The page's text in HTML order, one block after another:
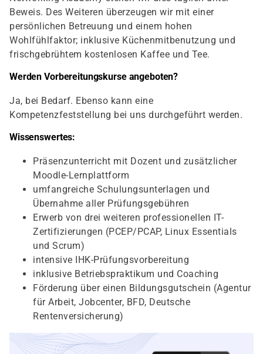
Beweis. Des Weiteren überzeugen wir mit einer
persönlichen Betreuung und einem hohen
Wohlfühlfaktor; inklusive Küchenmitbenutzung und
frischgebrühtem kostenlosen Kaffee und Tee.
Werden Vorbereitungskurse angeboten?
Ja, bei Bedarf. Ebenso kann eine
Kompetenzfeststellung bei uns durchgeführt werden.
Wissenswertes:
Präsenzunterricht mit Dozent und zusätzlicher
Moodle-Lernplattform
umfangreiche Schulungsunterlagen und
Übernahme aller Prüfungsgebühren
Erwerb von drei weiteren professionellen IT-
Zertifizierungen (PCEP/PCAP, Linux Essentials
und Scrum)
intensive IHK-Prüfungsvorbereitung
inklusive Betriebspraktikum und Coaching
Förderung über einen Bildungsgutschein (Agentur
für Arbeit, Jobcenter, BFD, Deutsche
Rentenversicherung)